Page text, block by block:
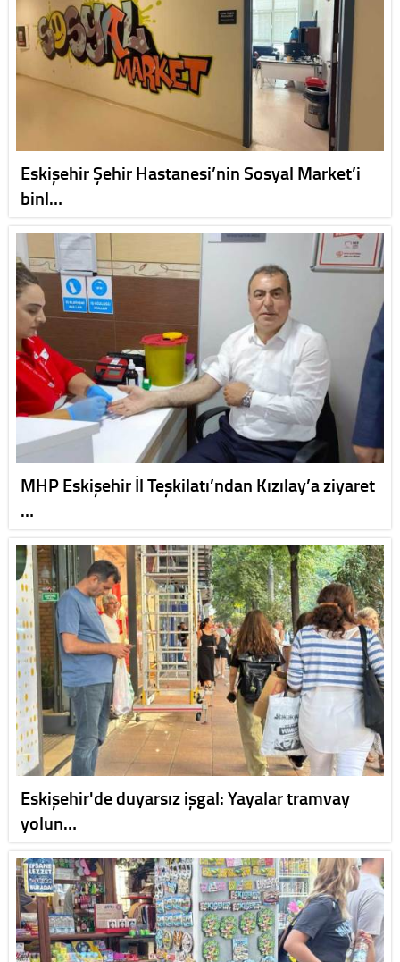
Eskişehir Şehir Hastanesi’nin Sosyal Market’i
binl…
MHP Eskişehir İl Teşkilatı’ndan Kızılay’a ziyaret
…
Eskişehir'de duyarsız işgal: Yayalar tramvay
yolun…